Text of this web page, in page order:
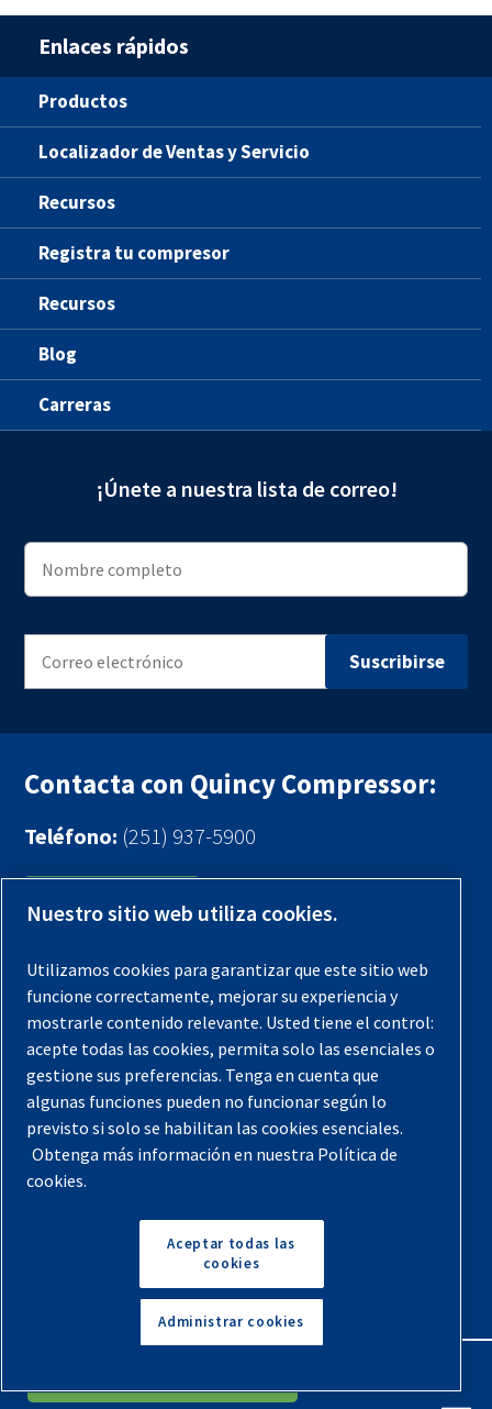
Enlaces rápidos
Productos
Localizador de Ventas y Servicio
Recursos
Registra tu compresor
Recursos
Blog
Carreras
¡Únete a nuestra lista de correo!
Contacta con Quincy Compressor:
Teléfono: (251) 937-5900
Contáctenos
Registra tu compresor
Aviso legal
Garantías
Política de privacidad
Términos y Condiciones
Mapa del sitio
© 2026 Quincy Compressor. Todos los derechos
Volver arriba
Nuestro sitio web utiliza cookies.
Utilizamos cookies para garantizar que este sitio web
funcione correctamente, mejorar su experiencia y
mostrarle contenido relevante. Usted tiene el control:
acepte todas las cookies, permita solo las esenciales o
gestione sus preferencias. Tenga en cuenta que
algunas funciones pueden no funcionar según lo
previsto si solo se habilitan las cookies esenciales.
Obtenga más información en nuestra Política de
cookies.
Aceptar todas las
cookies
Administrar cookies